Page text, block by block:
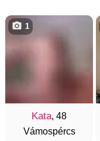
Kata, 48
Vámospércs
1